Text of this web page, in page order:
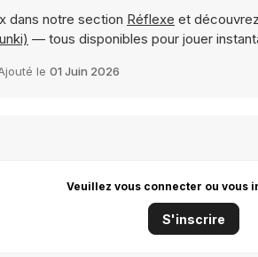
dans notre section Réflexe et
— tous disponibles pour jouer
le 01 Juin 2026
Veuillez vous connecter ou vous
S'inscrire